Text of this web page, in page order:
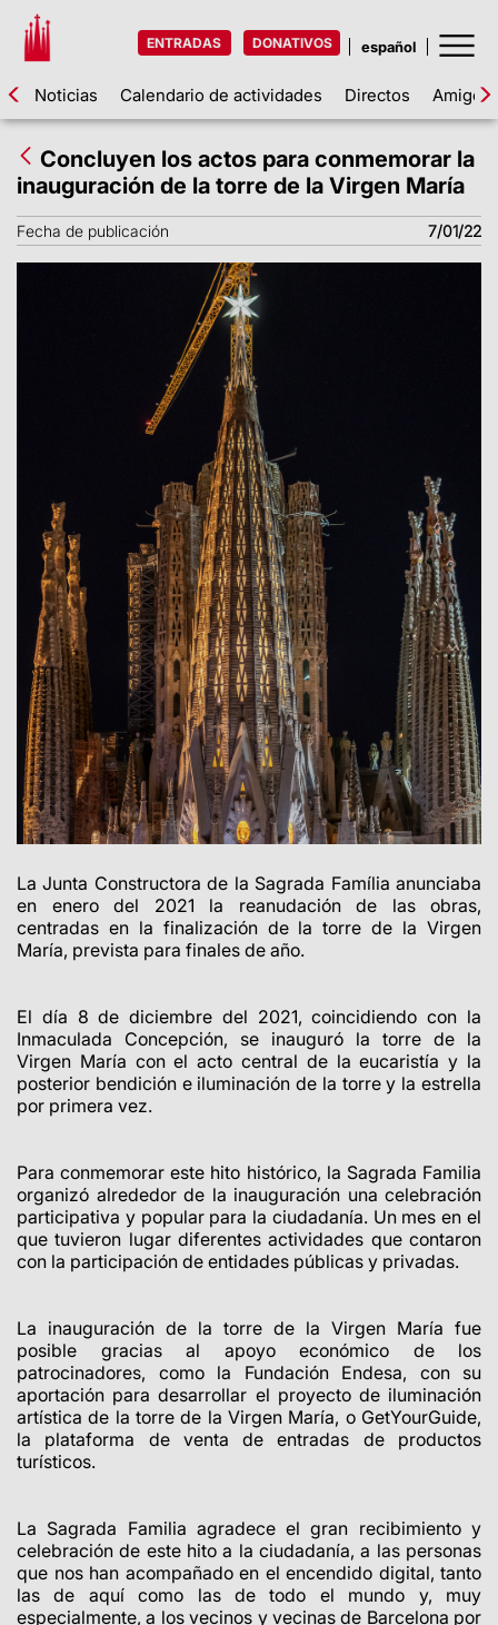
ENTRADAS DONATIVOS
Noticias Calendario de actividades Directos Amigos
Concluyen los actos para conmemorar la
inauguración de la torre de la Virgen María
Fecha de publicación 7/01/22
La Junta Constructora de la Sagrada Família anunciaba
en enero del 2021 la reanudación de las obras,
centradas en la finalización de la torre de la Virgen
María, prevista para finales de año.
El día 8 de diciembre del 2021, coincidiendo con la
Inmaculada Concepción, se inauguró la torre de la
Virgen María con el acto central de la eucaristía y la
posterior bendición e iluminación de la torre y la estrella
por primera vez.
Para conmemorar este hito histórico, la Sagrada Familia
organizó alrededor de la inauguración una celebración
participativa y popular para la ciudadanía. Un mes en el
que tuvieron lugar diferentes actividades que contaron
con la participación de entidades públicas y privadas.
La inauguración de la torre de la Virgen María fue
posible gracias al apoyo económico de los
patrocinadores, como la Fundación Endesa, con su
aportación para desarrollar el proyecto de iluminación
artística de la torre de la Virgen María, o GetYourGuide,
la plataforma de venta de entradas de productos
turísticos.
La Sagrada Familia agradece el gran recibimiento y
celebración de este hito a la ciudadanía, a las personas
que nos han acompañado en el encendido digital, tanto
las de aquí como las de todo el mundo y, muy
especialmente, a los vecinos y vecinas de Barcelona por